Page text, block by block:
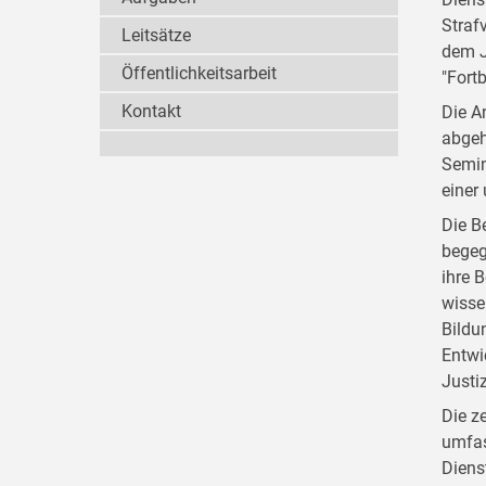
dem
Die
einer
Die
ihre
Die
Leitsätze
Öffentlichkeitsarbeit
Kontakt